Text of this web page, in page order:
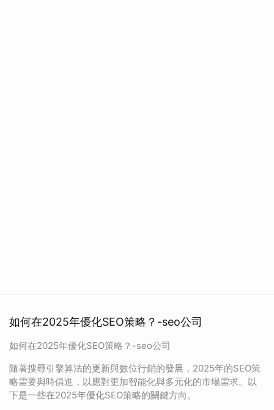
如何在2025年優化SEO策略？-seo公司
如何在2025年優化SEO策略？-seo公司
隨著搜尋引擎算法的更新與數位行銷的發展，2025年的SEO策
略需要與時俱進，以應對更加智能化與多元化的市場需求。以
下是一些在2025年優化SEO策略的關鍵方向。